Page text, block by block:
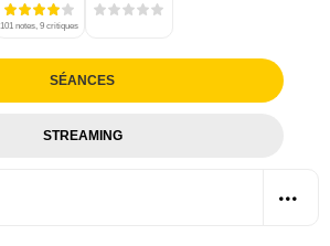
101 notes, 9 critiques
SÉANCES
STREAMING